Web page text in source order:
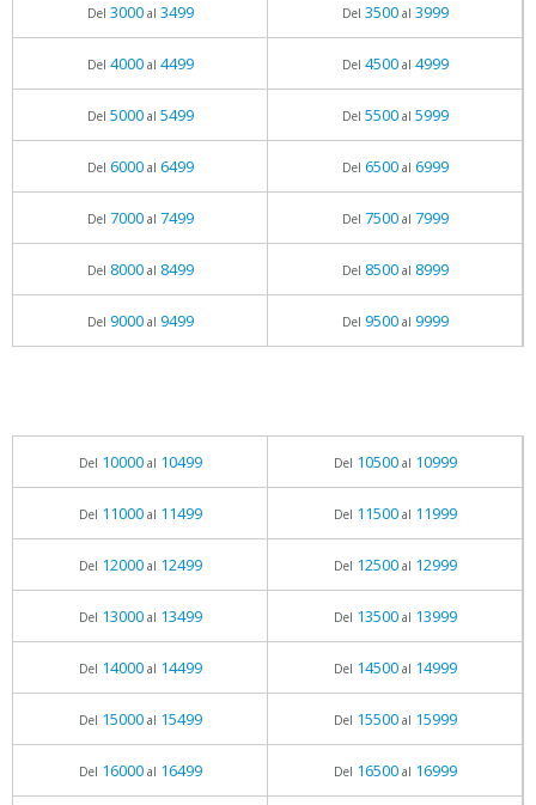
Del 3000al 3499 Del 3500al 3999
Del 4000al 4499 Del 4500al 4999
Del 5000al 5499 Del 5500al 5999
Del 6000al 6499 Del 6500al 6999
Del 7000al 7499 Del 7500al 7999
Del 8000al 8499 Del 8500al 8999
Del 9000al 9499 Del 9500al 9999
Del 10000al 10499 Del 10500al 10999
Del 11000al 11499 Del 11500al 11999
Del 12000al 12499 Del 12500al 12999
Del 13000al 13499 Del 13500al 13999
Del 14000al 14499 Del 14500al 14999
Del 15000al 15499 Del 15500al 15999
Del 16000al 16499 Del 16500al 16999